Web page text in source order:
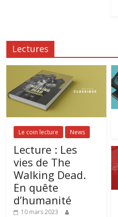
Lectures
Le coin lecture News
Lecture : Les
vies de The
Walking Dead.
En quête
d’humanité
10 mars 2023